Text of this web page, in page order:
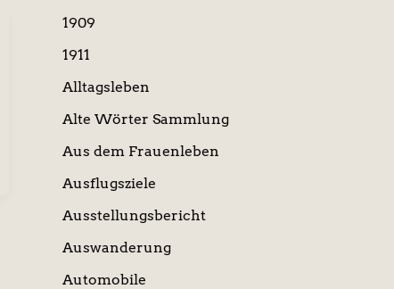
a
h
1909
1911
Alltagsleben
Alte Wörter Sammlung
Aus dem Frauenleben
Ausflugsziele
Ausstellungsbericht
Auswanderung
Automobile